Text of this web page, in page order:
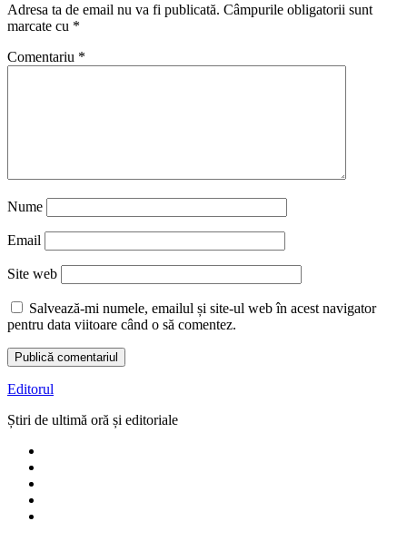
Adresa ta de email nu va fi publicată. Câmpurile obligatorii sunt
marcate cu *
Comentariu *
Nume
Email
Site web
Salvează-mi numele, emailul și site-ul web în acest navigator
pentru data viitoare când o să comentez.
Editorul
Știri de ultimă oră și editoriale